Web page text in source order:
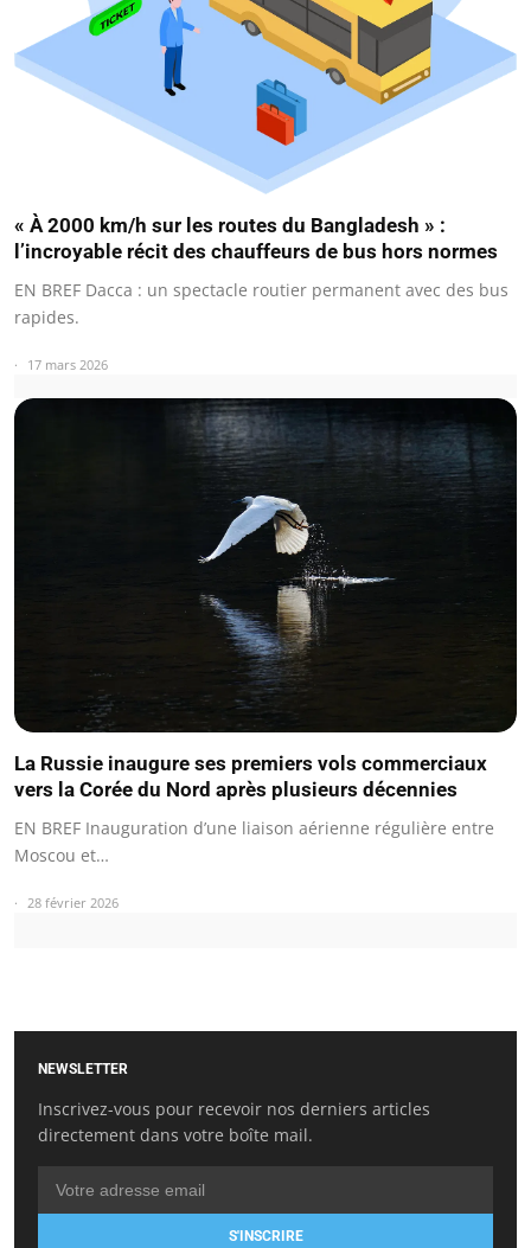
« À 2000 km/h sur les routes du Bangladesh » :
l’incroyable récit des chauffeurs de bus hors normes
EN BREF Dacca : un spectacle routier permanent avec des bus
rapides.
17 mars 2026
La Russie inaugure ses premiers vols commerciaux
vers la Corée du Nord après plusieurs décennies
EN BREF Inauguration d’une liaison aérienne régulière entre
Moscou et…
28 février 2026
NEWSLETTER
Inscrivez-vous pour recevoir nos derniers articles
directement dans votre boîte mail.
S'INSCRIRE